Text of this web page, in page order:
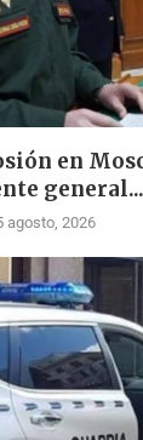
en
general...
agosto, 2026